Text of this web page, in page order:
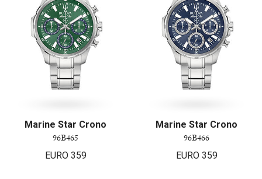
Marine Star Crono
96B465
EURO 359
Marine Star Crono
96B466
EURO 359